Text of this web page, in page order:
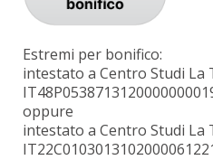
Estremi per bonifico:
intestato a Centro Studi La
oppure
intestato a Centro Studi La